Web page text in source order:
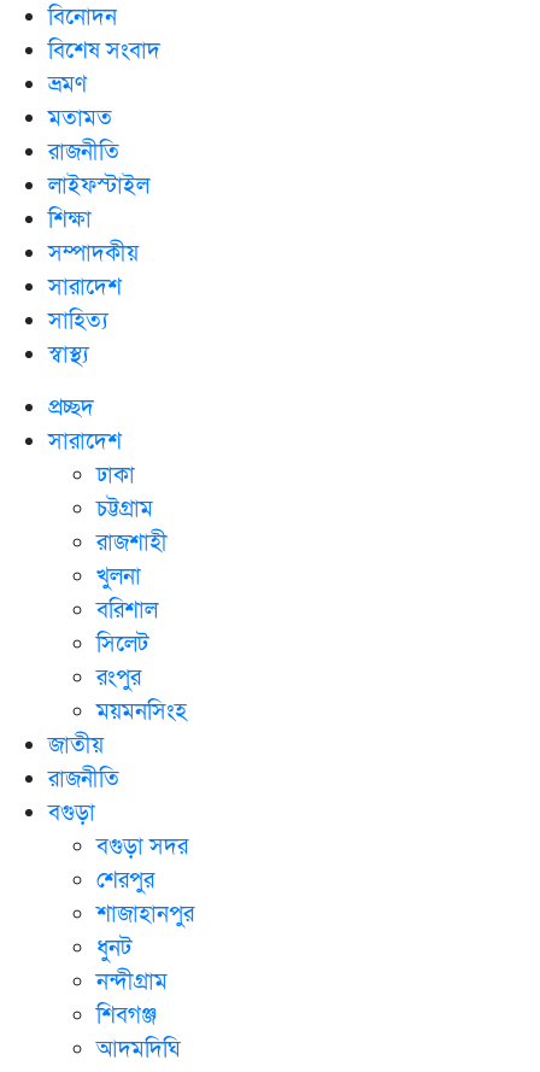
বিনোদন
বিশেষ সংবাদ
ভ্রমণ
মতামত
রাজনীতি
লাইফস্টাইল
শিক্ষা
সম্পাদকীয়
সারাদেশ
সাহিত্য
স্বাস্থ্য
প্রচ্ছদ
সারাদেশ
ঢাকা
চট্টগ্রাম
রাজশাহী
খুলনা
বরিশাল
সিলেট
রংপুর
ময়মনসিংহ
জাতীয়
রাজনীতি
বগুড়া
বগুড়া সদর
শেরপুর
শাজাহানপুর
ধুনট
নন্দীগ্রাম
শিবগঞ্জ
আদমদিঘি